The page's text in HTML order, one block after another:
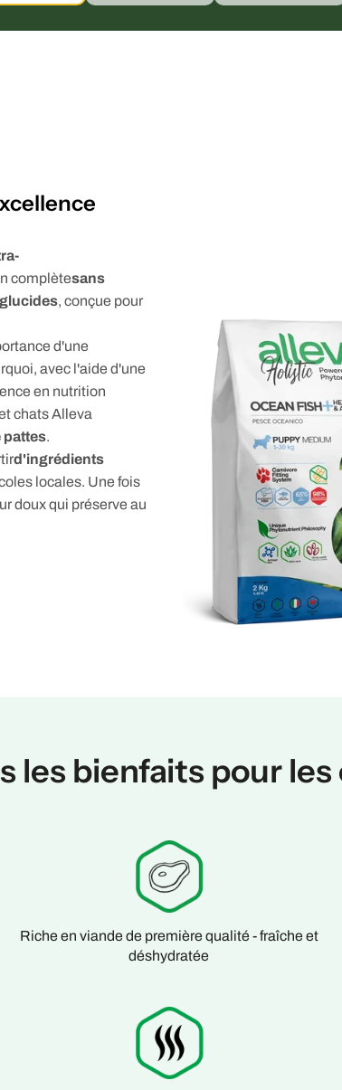
complètesans
, conçue pour
d'une
avec l'aide d'une
en nutrition
chats Alleva
pattes.
d'ingrédients
locales. Une fois
doux qui préserve au
les bienfaits pour
Riche en viande de première qualité - fraîche et
déshydratée